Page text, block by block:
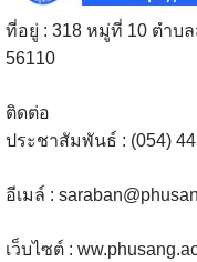
ที่อยู่ : 318 หมู่ที่ 10 ตำบ
56110
ติดต่อ
ประชาสัมพันธ์ : (054)
อีเมล์ :
เว็บไซต์ :